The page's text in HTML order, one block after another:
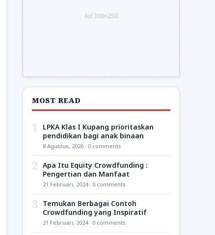
Ad 300×250
MOST READ
1
LPKA Klas I Kupang prioritaskan
pendidikan bagi anak binaan
8 Agustus, 2026 · 0 comments
2 Apa Itu Equity Crowdfunding :
Pengertian dan Manfaat
21 Februari, 2024 · 0 comments
3 Temukan Berbagai Contoh
Crowdfunding yang Inspiratif
21 Februari, 2024 · 0 comments